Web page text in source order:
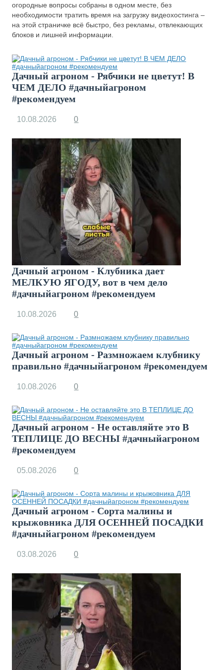
огородные вопросы собраны в одном месте, без
необходимости тратить время на загрузку видеохостинга –
на этой страничке всё быстро, без рекламы, отвлекающих
блоков и лишней информации.
Дачный агроном - Рябчики не цветут! В
ЧЕМ ДЕЛО #дачныйагроном
#рекомендуем
10.08.2026 0
Дачный агроном - Клубника дает
МЕЛКУЮ ЯГОДУ, вот в чем дело
#дачныйагроном #рекомендуем
10.08.2026 0
Дачный агроном - Размножаем клубнику
правильно #дачныйагроном #рекомендуем
10.08.2026 0
Дачный агроном - Не оставляйте это В
ТЕПЛИЦЕ ДО ВЕСНЫ #дачныйагроном
#рекомендуем
05.08.2026 0
Дачный агроном - Сорта малины и
крыжовника ДЛЯ ОСЕННЕЙ ПОСАДКИ
#дачныйагроном #рекомендуем
03.08.2026 0